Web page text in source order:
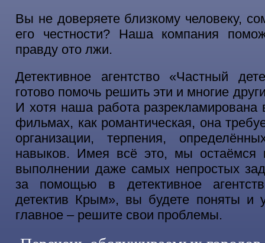
Вы не доверяете близкому человеку,
его честности? Наша компания
правду ото лжи.
Детективное агентство «Частный
готово помочь решить эти и многие
И хотя наша работа разрекламирована
фильмах, как романтическая, она
организации, терпения,
навыков. Имея всё это, мы остаёмся
выполнении даже самых непростых
за помощью в детективное
детектив Крым», вы будете поняты и
главное – решите свои проблемы.